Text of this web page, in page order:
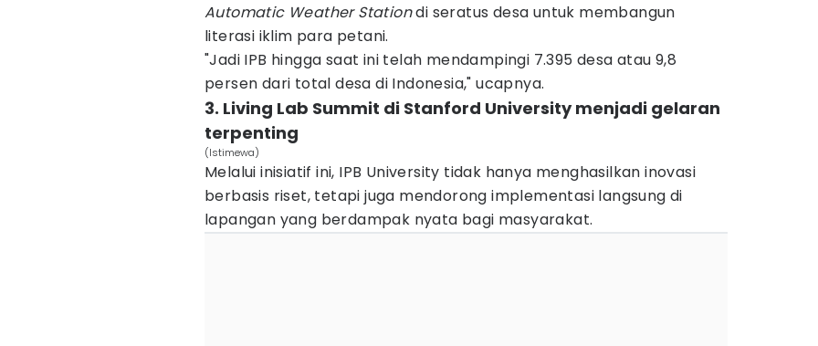
Automatic Weather Stationdi seratus desa untuk membangun
literasi iklim para petani.
"Jadi IPB hingga saat ini telah mendampingi 7.395 desa atau 9,8
persen dari total desa di Indonesia," ucapnya.
3. Living Lab Summit di Stanford University menjadi gelaran
terpenting
(Istimewa)
Melalui inisiatif ini, IPB University tidak hanya menghasilkan inovasi
berbasis riset, tetapi juga mendorong implementasi langsung di
lapangan yang berdampak nyata bagi masyarakat.